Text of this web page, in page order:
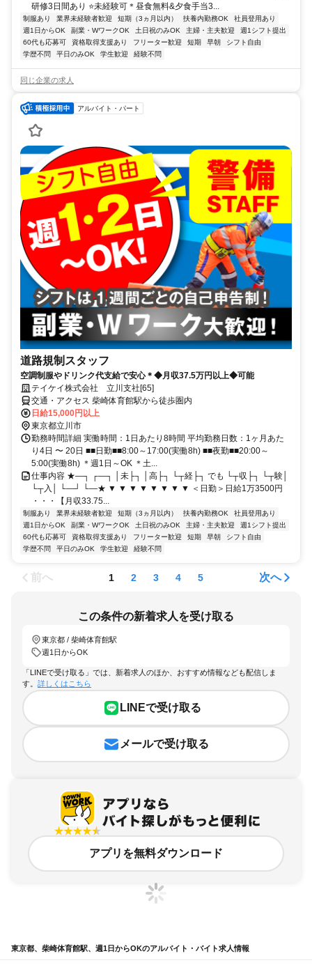
研修3日間あり ⭐未経験可＊昼食無料&夕食手当3...
制服あり 業界未経験者歓迎 短期（3ヵ月以内） 扶養内勤務OK
社員登用あり
週1日からOK
副業・WワークOK 土日祝のみOK 主婦・主夫歓迎
週1シフト提出
60代も応募可
資格取得支援あり フリーター歓迎 短期 早朝
シフト自由
学歴不問
平日のみOK 学生歓迎 経験不問
同じ企業の求人
アルバイト・パート
道路規制スタッフ
空調制服やドリンク代支給で安心＊◆月収37.5万円以上◆可能
テイケイ株式会社 立川支社[65]
交通・アクセス 柴崎体育館駅から徒歩圏内
日給15,000円以上
東京都立川市
勤務時間詳細 実働時間：1日あたり8時間 平均勤務日数：1ヶ月あた
り4日 〜 20日 ■■日勤■■8:00～17:00(実働8h) ■■夜勤■■20:00～
5:00(実働8h) ＊週1日～OK ＊土...
仕事内容 ★―┐ ┌―┐ │未├┐ │高├┐ └┬経├┐ でも └┬収├┐ └┬験│
└┬入│ └―┘ └―★ ▼ ▼ ▼ ▼ ▼ ▼ ▼ ▼ ＜日勤＞日給1万3500円
・・・【月収33.75...
制服あり 業界未経験者歓迎 短期（3ヵ月以内） 扶養内勤務OK
社員登用あり
週1日からOK
副業・WワークOK 土日祝のみOK 主婦・主夫歓迎
週1シフト提出
60代も応募可
資格取得支援あり フリーター歓迎 短期 早朝
シフト自由
学歴不問
平日のみOK 学生歓迎 経験不問
前へ 1 2 3 4 5 次へ
この条件の新着求人を受け取る
東京都 / 柴崎体育館駅
週1日からOK
「LINEで受け取る」では、新着求人のほか、おすすめ情報なども配信しま
す。 詳しくはこちら
LINEで受け取る
メールで受け取る
アプリを無料ダウンロード
東京都、柴崎体育館駅、週1日からOKのアルバイト・バイト求人情報